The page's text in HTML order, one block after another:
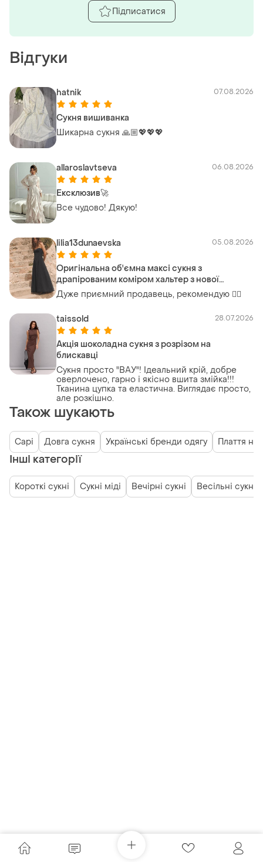
Відгуки
hatnik 07.08.2026
Сукня вишиванка
Шикарна сукня 🙏🏼💖💖💖
allaroslavtseva 06.08.2026
Ексклюзив🚀
Все чудово! Дякую!
lilia13dunaevska 05.08.2026
Оригінальна об'ємна максі сукня з
драпірованим коміром хальтер з нової
колекції zara new original.
Дуже приємний продавець, рекомендую 👍🏼
taissold 28.07.2026
Акція шоколадна сукня з розрізом на
блискавці
Сукня просто "ВАУ"! Ідеальний крій, добре
оверлочено, гарно і якісно вшита змійка!!!
Тканина цупка та еластична. Виглядає просто,
але розкішно.
Також шукають
Сарі Довга сукня Українські бренди одягу Плаття на
Інші категорії
Короткі сукні Сукні міді Вечірні сукні Весільні сукні
Підписатися